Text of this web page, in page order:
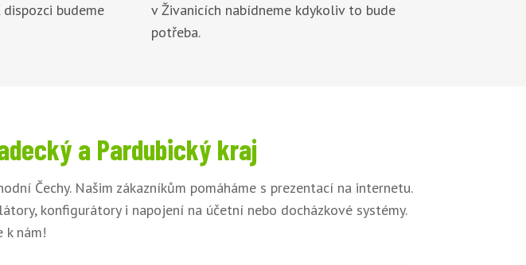
budeme
v Živanicích nabídneme kdykoliv to bude
potřeba.
a Pardubický kraj
Čechy. Našim zákazníkům pomáháme s prezentací na internetu.
konfigurátory i napojení na účetní nebo docházkové systémy.
k nám!